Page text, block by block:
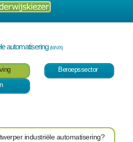
automatisering(M/V/X)
Beroepssector
industriële automatisering?